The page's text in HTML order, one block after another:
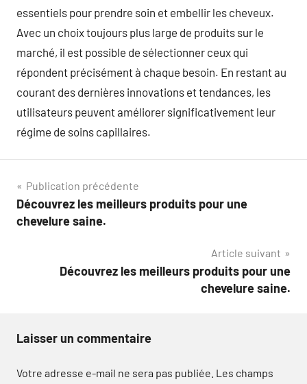
essentiels pour prendre soin et embellir les cheveux.
Avec un choix toujours plus large de produits sur le
marché, il est possible de sélectionner ceux qui
répondent précisément à chaque besoin. En restant au
courant des dernières innovations et tendances, les
utilisateurs peuvent améliorer significativement leur
régime de soins capillaires.
Navigation
de
Publication précédente
Découvrez les meilleurs produits pour une
chevelure saine.
Article suivant
Découvrez les meilleurs produits pour une
chevelure saine.
Laisser un commentaire
Votre adresse e-mail ne sera pas publiée. Les champs